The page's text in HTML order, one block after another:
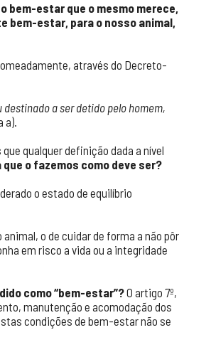
bem-estar que o mesmo merece,
bem-estar, para o nosso animal,
através do Decreto-
destinado a ser detido pelo homem,
a).
qualquer definição dada a nível
que o fazemos como deve ser?
o estado de equilíbrio
o de cuidar de forma a não pôr
em risco a vida ou a integridade
como “bem-estar”?O artigo 7º,
manutenção e acomodação dos
condições de bem-estar não se